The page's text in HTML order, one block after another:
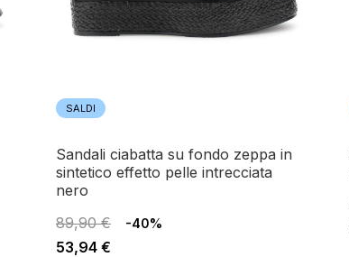
SALDI
sandali ciabatta su fondo zeppa in
sintetico effetto pelle intrecciata
nero
89,90 €
-40%
53,94 €